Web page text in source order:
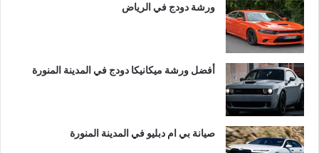
ورشة دودج في الرياض
أفضل ورشة ميكانيكا دودج في المدينة المنورة
صيانة بي ام دبليو في المدينة المنورة